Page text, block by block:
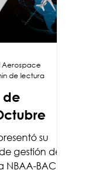
de
su
gestión de
BACE
Aerospace
de lectura